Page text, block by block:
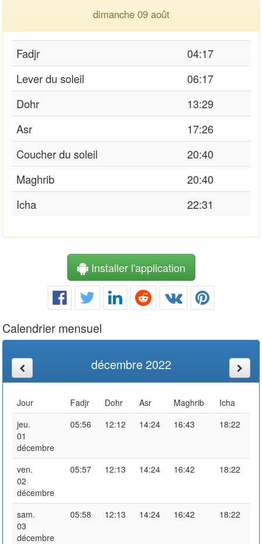
dimanche 09 août
Fadjr
04:17
Lever du soleil
06:17
Dohr
13:29
Asr
17:26
Coucher du soleil
20:40
Maghrib
20:40
Icha
22:31
Installer l'application
Calendrier mensuel
décembre 2022
Jour Fadjr Dohr Asr Maghrib
Icha
jeu.
01
décembre
05:56 12:12 14:24 16:43 18:22
ven.
02
décembre
05:57 12:13 14:24 16:42 18:22
sam.
03
décembre
05:58 12:13 14:24 16:42 18:22